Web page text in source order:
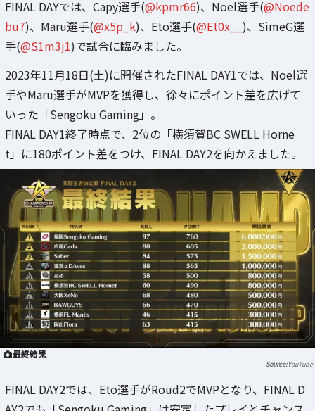
FINAL DAYでは、Capy選手(@kpmr66)、Noel選手(@Noede
bu7)、Maru選手(@x5p_k)、Eto選手(@Et0x__ )、SimeG選
手(@S1m3j1)で試合に臨みました。
2023年11月18日(土)に開催されたFINAL DAY1では、Noel選
手やMaru選手がMVPを獲得し、徐々にポイント差を広げて
いった「Sengoku Gaming」。
FINAL DAY1終了時点で、2位の「横須賀BC SWELL Horne
t」に180ポイント差をつけ、FINAL DAY2を向かえました。
最終結果
YouTube
FINAL DAY2では、Eto選手がRoud2でMVPとなり、FINAL D